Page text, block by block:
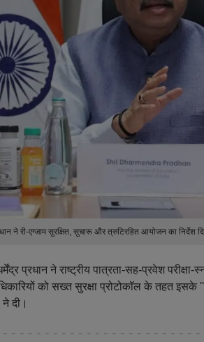
ने री-एग्जाम सुरक्षित, सुचारू और त्रुटिरहित आयोजन का
प्रधान ने राष्ट्रीय पात्रता-सह-प्रवेश परीक्षा-
को सख्त सुरक्षा प्रोटोकॉल के तहत
दी।